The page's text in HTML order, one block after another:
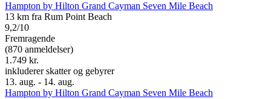
Hampton by Hilton Grand Cayman Seven Mile Beach
13 km fra Rum Point Beach
9,2/10
Fremragende
(870 anmeldelser)
1.749 kr.
inkluderer skatter og gebyrer
13. aug. - 14. aug.
Hampton by Hilton Grand Cayman Seven Mile Beach